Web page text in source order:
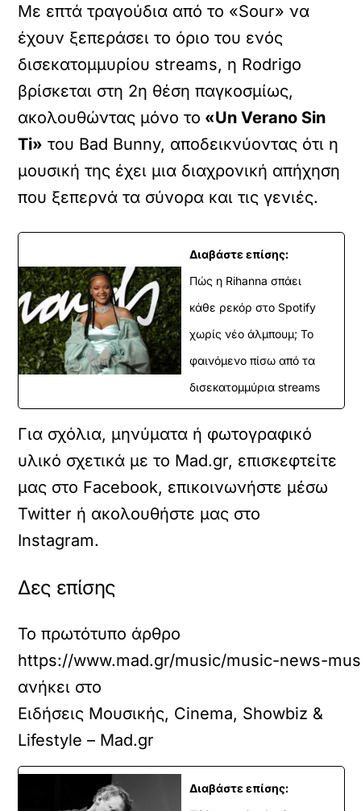
Με επτά τραγούδια από το «Sour» να
έχουν ξεπεράσει το όριο του ενός
δισεκατομμυρίου streams, η Rodrigo
βρίσκεται στη 2η θέση παγκοσμίως,
ακολουθώντας μόνο το «Un Verano Sin
Ti» του Bad Bunny, αποδεικνύοντας ότι η
μουσική της έχει μια διαχρονική απήχηση
που ξεπερνά τα σύνορα και τις γενιές.
Διαβάστε επίσης:
Πώς η Rihanna σπάει
κάθε ρεκόρ στο Spotify
χωρίς νέο άλμπουμ; Το
φαινόμενο πίσω από τα
δισεκατομμύρια streams
Για σχόλια, μηνύματα ή φωτογραφικό
υλικό σχετικά με το Mad.gr, επισκεφτείτε
μας στο Facebook, επικοινωνήστε μέσω
Twitter ή ακολουθήστε μας στο
Instagram.
Δες επίσης
Το πρωτότυπο άρθρο
https://www.mad.gr/music/music-news-
ανήκει στο
Ειδήσεις Μουσικής, Cinema, Showbiz &
Lifestyle – Mad.gr
Διαβάστε επίσης: